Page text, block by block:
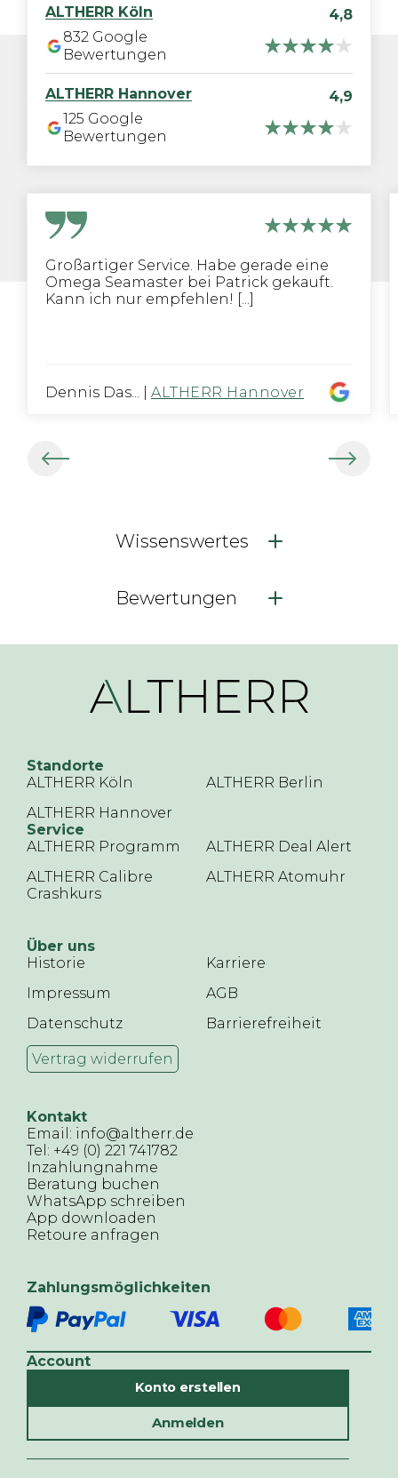
ALTHERR Köln
4,8
832 Google
Bewertungen
ALTHERR Hannover
4,9
125 Google
Bewertungen
Großartiger Service. Habe gerade eine
Omega Seamaster bei Patrick gekauft.
Kann ich nur empfehlen! [...]
Dennis Das... ALTHERR Hannover
Wissenswertes
Bewertungen
Standorte
ALTHERR Köln
ALTHERR Berlin
ALTHERR Hannover
Service
ALTHERR Programm
ALTHERR Deal Alert
ALTHERR Calibre
Crashkurs
ALTHERR Atomuhr
Über uns
Historie
Karriere
Impressum
AGB
Datenschutz
Barrierefreiheit
Vertrag widerrufen
Kontakt
Email: info@altherr.de
Tel: +49 (0) 221 741782
Inzahlungnahme
Beratung buchen
WhatsApp schreiben
App downloaden
Retoure anfragen
Zahlungsmöglichkeiten
Account
Konto erstellen
Anmelden